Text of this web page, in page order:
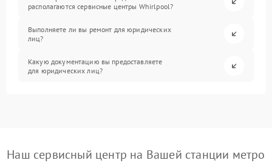
располагаются сервисные центры Whirlpool?
Выполняете ли вы ремонт для юридических
лиц?
Какую документацию вы предоставляете
для юридических лиц?
Наш сервисный центр на Вашей станции метро